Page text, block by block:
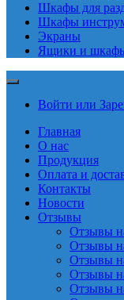
Шкафы для
Шкафы
Экраны
Ящики и шкафы
Войти или
Главная
О нас
Продукция
Оплата и
Контакты
Новости
Отзывы
Отзывы
Отзывы
Отзывы
Отзывы
Отзывы